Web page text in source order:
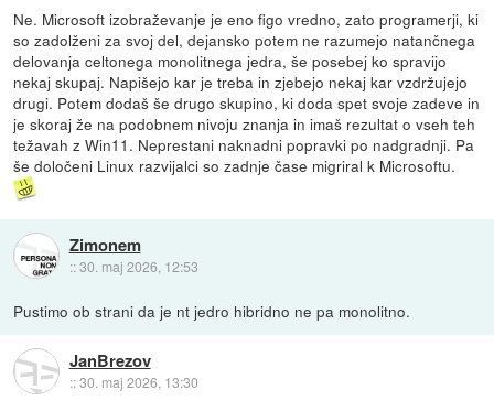
Ne. Microsoft izobraževanje je eno figo vredno, zato programerji, ki
so zadolženi za svoj del, dejansko potem ne razumejo natančnega
delovanja celtonega monolitnega jedra, še posebej ko spravijo
nekaj skupaj. Napišejo kar je treba in zjebejo nekaj kar vzdržujejo
drugi. Potem dodaš še drugo skupino, ki doda spet svoje zadeve in
je skoraj že na podobnem nivoju znanja in imaš rezultat o vseh teh
težavah z Win11. Neprestani naknadni popravki po nadgradnji. Pa
še določeni Linux razvijalci so zadnje čase migriral k Microsoftu.
Zimonem
::30. maj 2026, 12:53
Pustimo ob strani da je nt jedro hibridno ne pa monolitno.
JanBrezov
::30. maj 2026, 13:30